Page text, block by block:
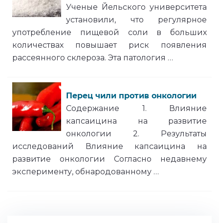
Ученые Йельского университета
установили, что регулярное
употребление пищевой соли в больших
количествах повышает риск появления
рассеянного склероза. Эта патология …
Перец чили против онкологии
Содержание 1. Влияние
капсаицина на развитие
онкологии 2. Результаты
исследований Влияние капсаицина на
развитие онкологии Согласно недавнему
эксперименту, обнародованному …